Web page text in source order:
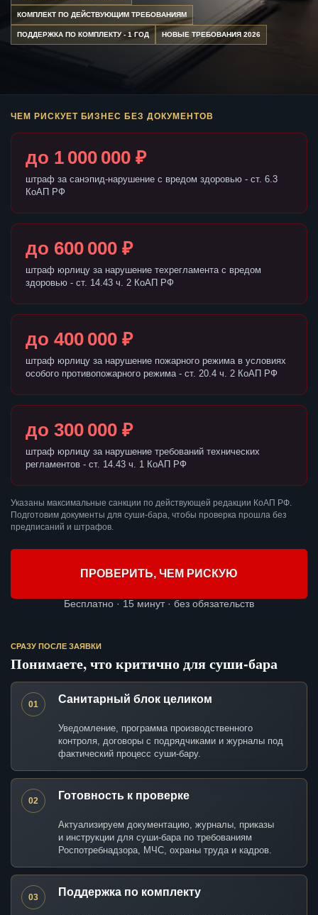
КОМПЛЕКТ ПО ДЕЙСТВУЮЩИМ ТРЕБОВАНИЯМ
ПОДДЕРЖКА ПО КОМПЛЕКТУ - 1 ГОД НОВЫЕ ТРЕБОВАНИЯ 2026
ЧЕМ РИСКУЕТ БИЗНЕС БЕЗ ДОКУМЕНТОВ
до 1 000 000 ₽
штраф за санэпид-нарушение с вредом здоровью - ст. 6.3
КоАП РФ
до 600 000 ₽
штраф юрлицу за нарушение техрегламента с вредом
здоровью - ст. 14.43 ч. 2 КоАП РФ
до 400 000 ₽
штраф юрлицу за нарушение пожарного режима в условиях
особого противопожарного режима - ст. 20.4 ч. 2 КоАП РФ
до 300 000 ₽
штраф юрлицу за нарушение требований технических
регламентов - ст. 14.43 ч. 1 КоАП РФ
Указаны максимальные санкции по действующей редакции КоАП РФ.
Подготовим документы для суши-бара, чтобы проверка прошла без
предписаний и штрафов.
ПРОВЕРИТЬ, ЧЕМ РИСКУЮ
Бесплатно · 15 минут · без обязательств
СРАЗУ ПОСЛЕ ЗАЯВКИ
Понимаете, что критично для суши-бара
01 Санитарный блок целиком
Уведомление, программа производственного
контроля, договоры с подрядчиками и журналы под
фактический процесс суши-бару.
02 Готовность к проверке
Актуализируем документацию, журналы, приказы
и инструкции для суши-бара по требованиям
Роспотребнадзора, МЧС, охраны труда и кадров.
03 Поддержка по комплекту